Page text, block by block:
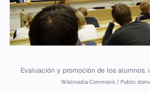
Evaluación y promoción de los alumnos.
Wikimedia Commons / Public